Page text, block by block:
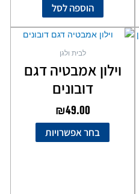
הוספה לסל
לבית ולגן
וילון אמבטיה דגם
דובונים
₪49.00
בחר אפשרויות
למוצר
מספר
את